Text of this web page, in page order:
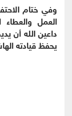
وفي ختام
العمل والعطاء
داعين الله أن
يحفظ قيادته